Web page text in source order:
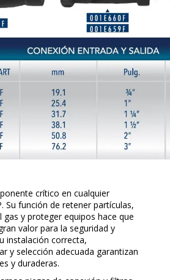
crítico en cualquier
Su función de retener partículas,
y proteger equipos hace que
valor para la seguridad y
instalación correcta,
y selección adecuada garantizan
y duraderas.